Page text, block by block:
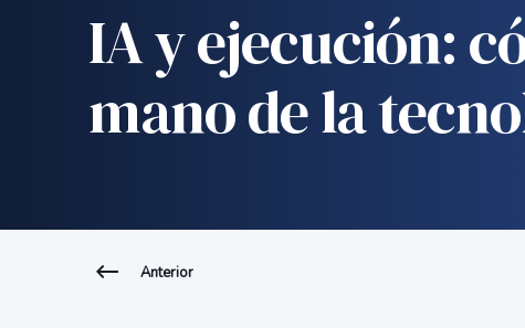
IA y ejecución:
mano de la
Anterior